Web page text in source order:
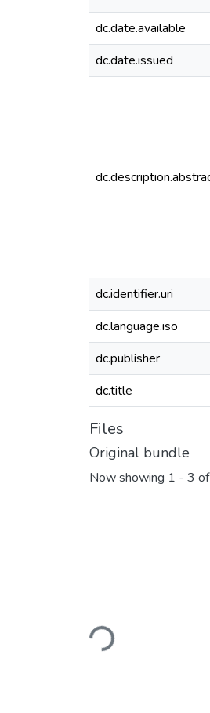
dc.date.available
dc.date.issued
dc.identifier.uri
dc.language.iso
dc.publisher
dc.title
Files
Original bundle
Now showing 1 - 3
Loading...